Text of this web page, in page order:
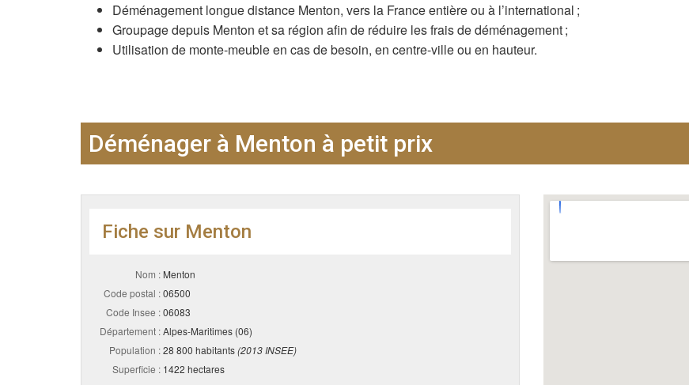
Déménagement longue distance Menton, vers la France entière ou à l’international ;
Groupage depuis Menton et sa région afin de réduire les frais de déménagement ;
Utilisation de monte-meuble en cas de besoin, en centre-ville ou en hauteur.
Déménager à Menton à petit prix
Fiche sur Menton
Nom : Menton
Code postal :06500
Code Insee :06083
Département :Alpes-Maritimes (06)
Population :28 800 habitants(2013 INSEE)
Superficie : 1422 hectares